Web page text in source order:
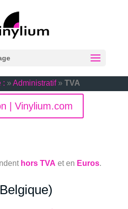
: » Administratif» TVA
| Vinylium.com
hors TVA et en Euros.